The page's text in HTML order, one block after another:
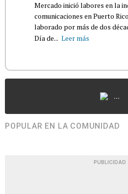
Mercado inició labores en la
comunicaciones en Puerto
laborado por más de dos
Día de... Leer más
...
POPULAR EN LA COMUNIDAD
PUBLICIDAD